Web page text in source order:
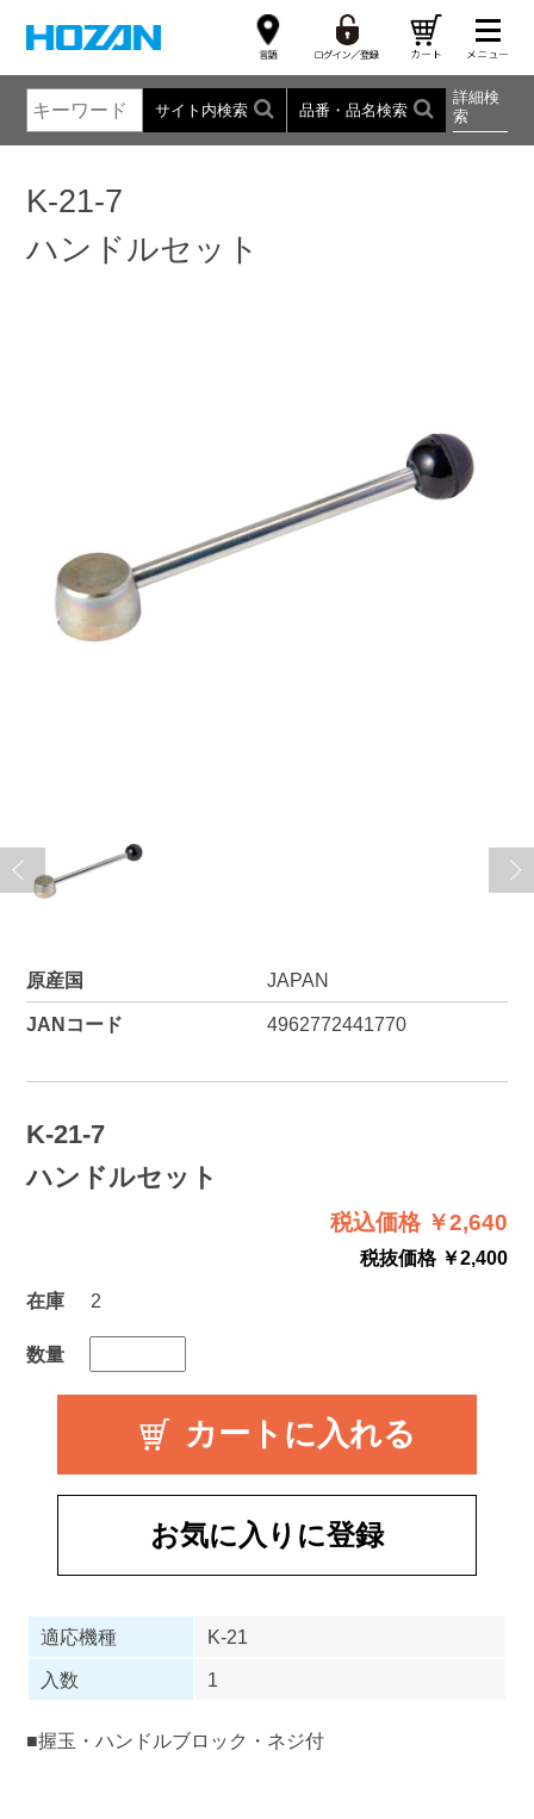
サイト内検索 品番・品名検索
詳細検
索
K-21-7
ハンドルセット
原産国 JAPAN
JANコード 4962772441770
K-21-7
ハンドルセット
税込価格 ￥2,640
税抜価格 ￥2,400
在庫
2
数量
お気に入りに登録
適応機種
K-21
入数
1
■握玉・ハンドルブロック・ネジ付